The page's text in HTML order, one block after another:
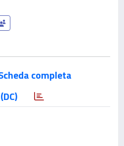
completa